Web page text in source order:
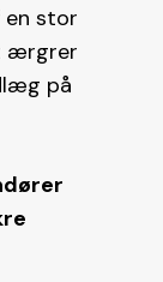
en stor
ærgrer
på